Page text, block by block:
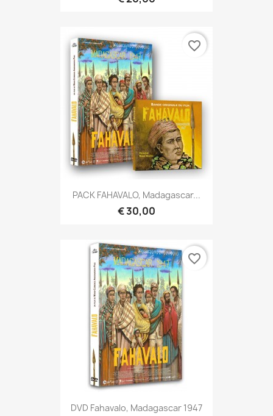
PACK FAHAVALO, Madagascar...
€ 30,00
favorite_border
DVD Fahavalo, Madagascar 1947
favorite_border